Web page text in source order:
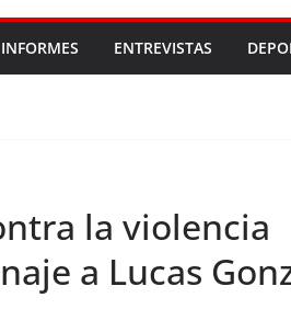
INFORMES ENTREVISTAS
la violencia
a Lucas